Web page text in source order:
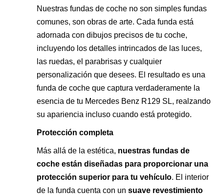
Nuestras fundas de coche no son simples fundas
comunes, son obras de arte. Cada funda está
adornada con dibujos precisos de tu coche,
incluyendo los detalles intrincados de las luces,
las ruedas, el parabrisas y cualquier
personalización que desees. El resultado es una
funda de coche que captura verdaderamente la
esencia de tu Mercedes Benz R129 SL, realzando
su apariencia incluso cuando está protegido.
Protección completa
Más allá de la estética, nuestras fundas de
coche están diseñadas para proporcionar una
protección superior para tu vehículo. El interior
de la funda cuenta con un suave revestimiento